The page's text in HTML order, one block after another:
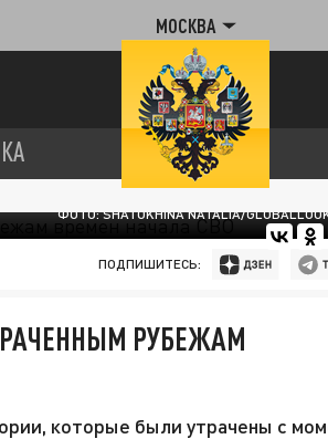
МОСКВА
ФОТО: SHATOKHINA NATALIA/
ПОДПИШИТЕСЬ:
РУБЕЖАМ
которые были утрачены с